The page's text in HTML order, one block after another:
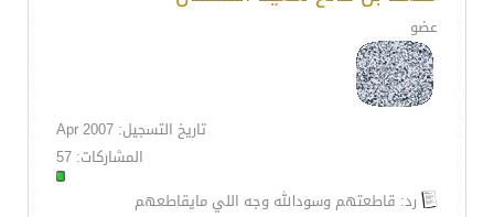
عضو
تاريخ التسجيل: Apr 2007
المشاركات: 57
رد: قاطعتهم وسودالله وجه اللي مايقاطعهم